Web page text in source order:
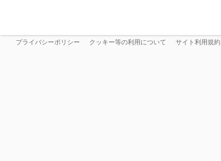
プライバシーポリシー クッキー等の利用について サイト利用規約